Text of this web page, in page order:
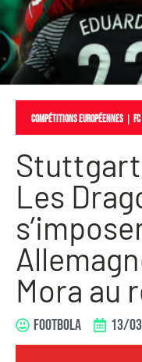
COMPÉTITIONS EUROPÉENNES
Stuttgart
Les
Mora au
FOOTBOLA 13/